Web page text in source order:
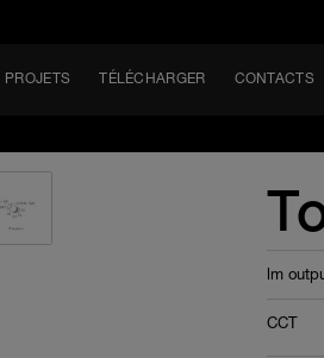
PROJETS TÉLÉCHARGER CONTACTS
lm
CCT